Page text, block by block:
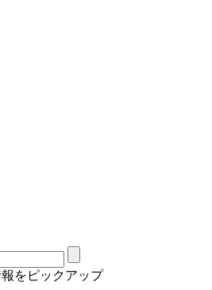
をピックアップ